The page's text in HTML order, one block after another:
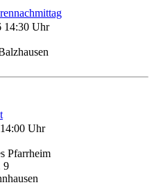
14:30 Uhr
Uhr
Pfarrheim
9